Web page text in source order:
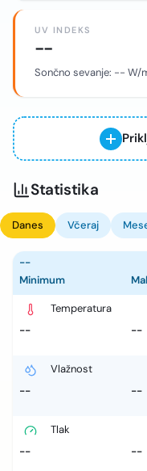
UV INDEKS
--
Sončno sevanje: -- W/
Statistika
Danes Včeraj
--
Minimum
Temperatura
--
--
Vlažnost
--
--
Tlak
--
--